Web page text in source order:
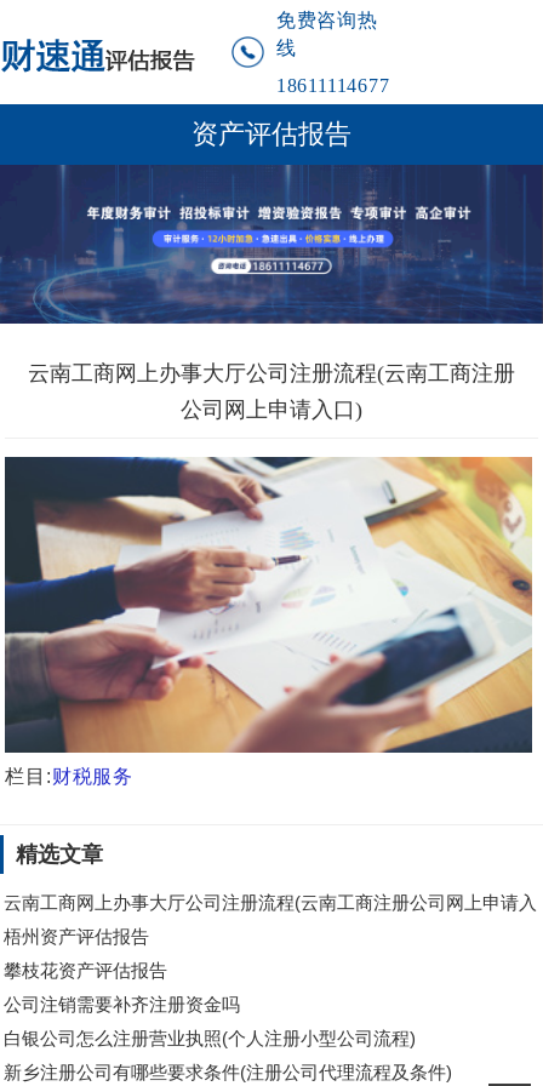
免费咨询热
线
18611114677
资产评估报告
云南工商网上办事大厅公司注册流程(云南工商注册
公司网上申请入口)
栏目:财税服务
精选文章
云南工商网上办事大厅公司注册流程(云南工商注册公司网上申请入
口)
梧州资产评估报告
攀枝花资产评估报告
公司注销需要补齐注册资金吗
白银公司怎么注册营业执照(个人注册小型公司流程)
新乡注册公司有哪些要求条件(注册公司代理流程及条件)